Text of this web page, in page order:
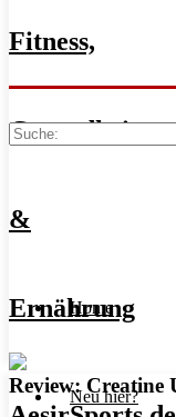
Fitness,
Gesundheit
&
Ernährung
Home
Neu hier?
Review: Creatine